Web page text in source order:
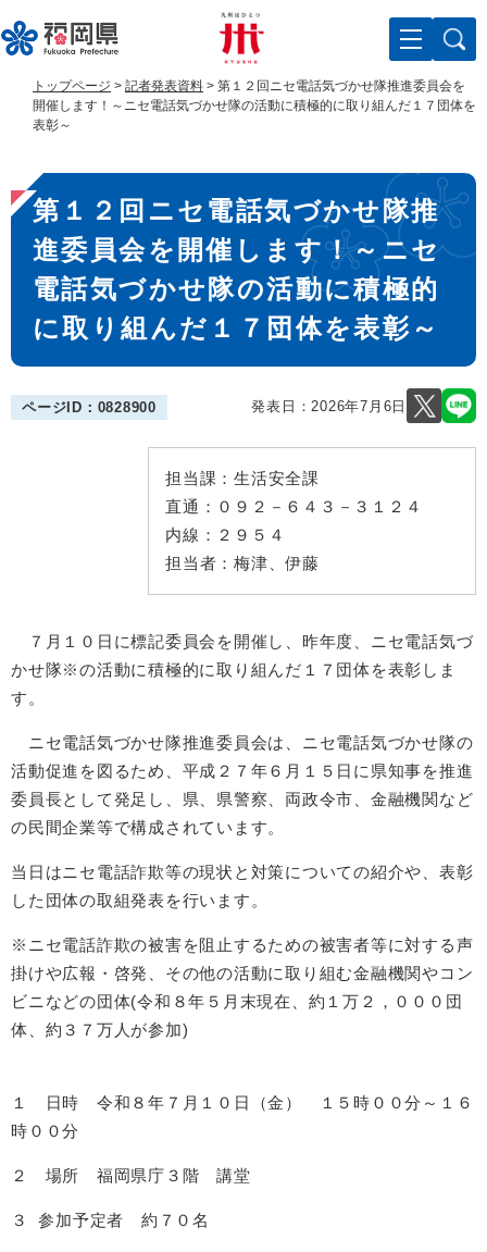
ー
ジ
。
ニ
ュ
て
本
トップページ > 記者発表資料 > 第１２回ニセ電話気づかせ隊推進委員会を
開催します！～ニセ電話気づかせ隊の活動に積極的に取り組んだ１７団体を
表彰～
本
文
第１２回ニセ電話気づかせ隊推
進委員会を開催します！～ニセ
電話気づかせ隊の活動に積極的
に取り組んだ１７団体を表彰～
ページID：0828900 発表日：2026年7月6日
担当課： 生活安全課
直通： ０９２－６４３－３１２４
内線： ２９５４
担当者： 梅津、伊藤
７月１０日に標記委員会を開催し、昨年度、ニセ電話気づ
かせ隊※の活動に積極的に取り組んだ１７団体を表彰しま
す。
ニセ電話気づかせ隊推進委員会は、ニセ電話気づかせ隊の
活動促進を図るため、平成２７年６月１５日に県知事を推進
委員長として発足し、県、県警察、両政令市、金融機関など
の民間企業等で構成されています。
当日はニセ電話詐欺等の現状と対策についての紹介や、表彰
した団体の取組発表を行います。
※ニセ電話詐欺の被害を阻止するための被害者等に対する声
掛けや広報・啓発、その他の活動に取り組む金融機関やコン
ビニなど​の団体(令和８年５月末現在、​ 約１万２，０００団
体、約３７万人が参加)
１ 日時 令和８年７月１０日（金） １５時００分～１６
時００分
２ 場所 福岡県庁３階 講堂
３ 参加予定者 約７０名